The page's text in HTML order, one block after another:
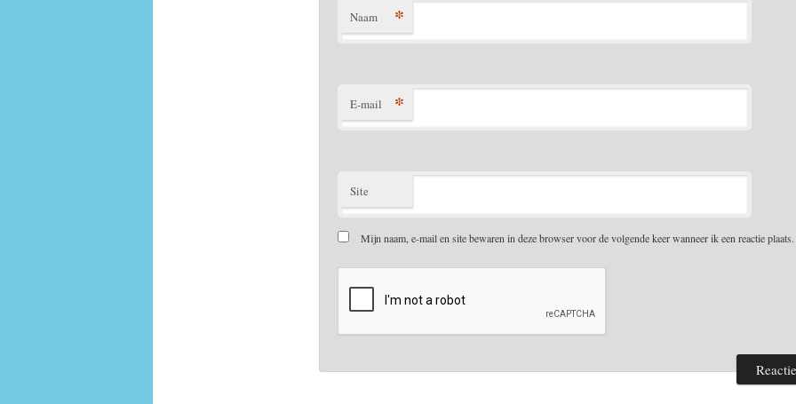
Naam *
E-mail *
Site
Mijn naam, e-mail en site bewaren in deze browser voor de volgende keer wanneer ik een reactie plaats.